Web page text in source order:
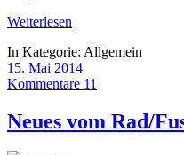
Weiterlesen
In Kategorie: Allgemein
15. Mai 2014
Kommentare 11
Neues vom Rad/